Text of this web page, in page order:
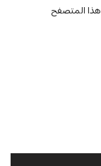
هذا المتصفح